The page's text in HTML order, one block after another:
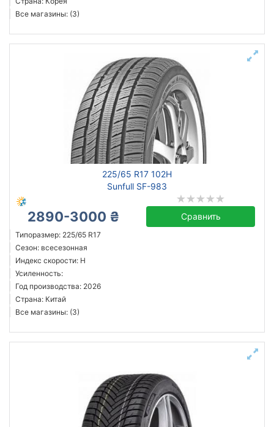
Все магазины: (3)
225/65 R17 102H
Sunfull SF-983
2890-3000 ₴ Сравнить
Типоразмер: 225/65 R17
Сезон: всесезонная
Индекс скорости: H
Усиленность:
Год производства: 2026
Страна: Китай
Все магазины: (3)